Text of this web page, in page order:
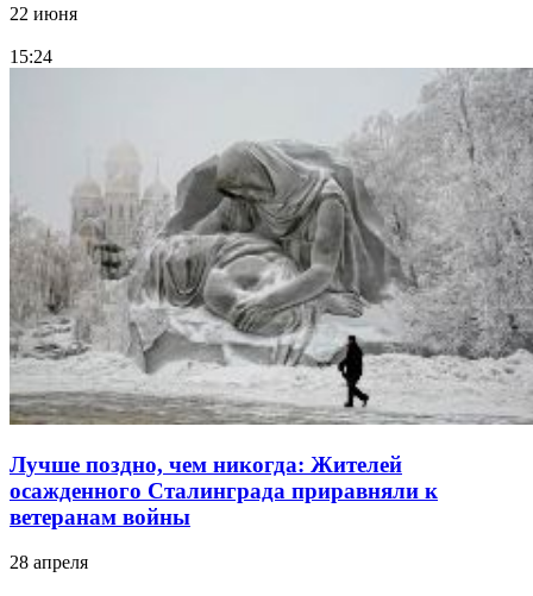
22 июня
15:24
Лучше поздно, чем никогда: Жителей
осажденного Сталинграда приравняли к
ветеранам войны
28 апреля